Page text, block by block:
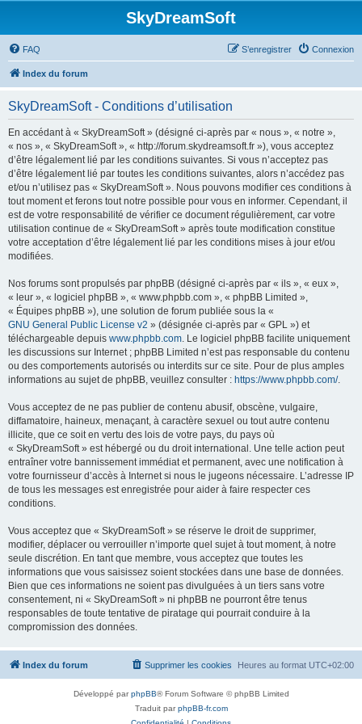
SkyDreamSoft
FAQ Connexion
S’enregistrer
Index du forum
SkyDreamSoft - Conditions d’utilisation
En accédant à « SkyDreamSoft » (désigné ci-après par « nous », « notre »,
« nos », « SkyDreamSoft », « http://forum.skydreamsoft.fr »), vous acceptez
d’être légalement lié par les conditions suivantes. Si vous n’acceptez pas
d’être légalement lié par toutes les conditions suivantes, alors n’accédez pas
et/ou n’utilisez pas « SkyDreamSoft ». Nous pouvons modifier ces conditions à
tout moment et ferons tout notre possible pour vous en informer. Cependant, il
est de votre responsabilité de vérifier ce document régulièrement, car votre
utilisation continue de « SkyDreamSoft » après toute modification constitue
votre acceptation d’être légalement lié par les conditions mises à jour et/ou
modifiées.
Nos forums sont propulsés par phpBB (désigné ci-après par « ils », « eux »,
« leur », « logiciel phpBB », « www.phpbb.com », « phpBB Limited »,
« Équipes phpBB »), une solution de forum publiée sous la «
GNU General Public License v2 » (désignée ci-après par « GPL ») et
téléchargeable depuis www.phpbb.com. Le logiciel phpBB facilite uniquement
les discussions sur Internet ; phpBB Limited n’est pas responsable du contenu
ou des comportements autorisés ou interdits sur ce site. Pour de plus amples
informations au sujet de phpBB, veuillez consulter : https://www.phpbb.com/.
Vous acceptez de ne pas publier de contenu abusif, obscène, vulgaire,
diffamatoire, haineux, menaçant, à caractère sexuel ou tout autre contenu
illicite, que ce soit en vertu des lois de votre pays, du pays où
« SkyDreamSoft » est hébergé ou du droit international. Une telle action peut
entraîner votre bannissement immédiat et permanent, avec une notification à
votre fournisseur d’accès à Internet si nous le jugeons nécessaire. L’adresse IP
de tous les messages est enregistrée pour aider à faire respecter ces
conditions.
Vous acceptez que « SkyDreamSoft » se réserve le droit de supprimer,
modifier, déplacer ou verrouiller n’importe quel sujet à tout moment, à notre
seule discrétion. En tant que membre, vous acceptez que toutes les
informations que vous saisissez soient stockées dans une base de données.
Bien que ces informations ne soient pas divulguées à un tiers sans votre
consentement, ni « SkyDreamSoft » ni phpBB ne pourront être tenus
responsables de toute tentative de piratage qui pourrait conduire à la
compromission des données.
Index du forum Heures au format UTC+02:00
Supprimer les cookies
Développé parphpBB® Forum Software © phpBB Limited
Traduit parphpBB-fr.com